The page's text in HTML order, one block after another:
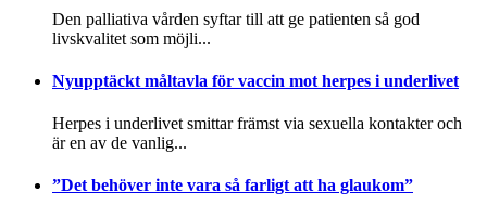
Den palliativa vården syftar till att ge patienten så god
livskvalitet som möjli...
Nyupptäckt måltavla för vaccin mot herpes i underlivet
Herpes i underlivet smittar främst via sexuella kontakter och
är en av de vanlig...
”Det behöver inte vara så farligt att ha glaukom”